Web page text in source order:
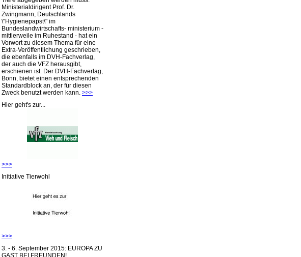
Ministerialdirigent Prof. Dr.
Zwingmann, Deutschlands
\"Hygienepapst\" im
Bundeslandwirtschafts- ministerium -
mittlerweile im Ruhestand - hat ein
Vorwort zu diesem Thema für eine
Extra-Veröffentlichung geschrieben,
die ebenfalls im DVH-Fachverlag,
der auch die VFZ herausgibt,
erschienen ist. Der DVH-Fachverlag,
Bonn, bietet einen entsprechenden
Standardblock an, der für diesen
Zweck benutzt werden kann. >>>
Hier geht's zur...
>>>
Initiative Tierwohl
>>>
3. - 6. September 2015: EUROPA ZU
GAST BEI FREUNDEN!